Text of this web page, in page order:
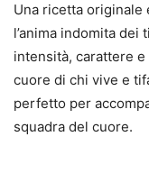
Una ricetta
l’anima indomita
intensità, carattere
cuore di chi vive e
perfetto per
squadra del cuore.